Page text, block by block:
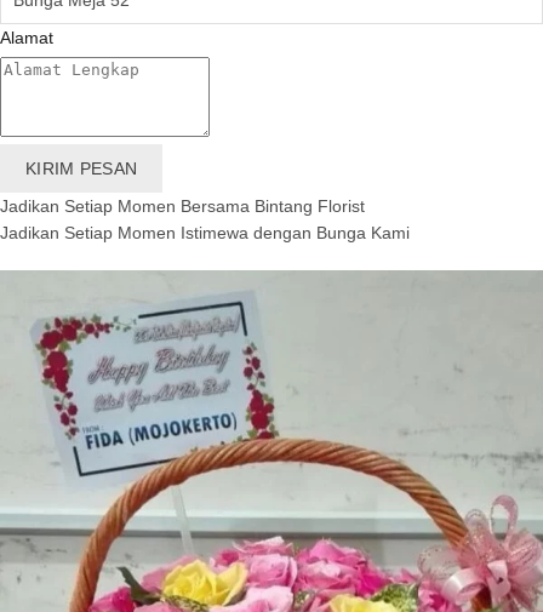
Alamat
KIRIM PESAN
Jadikan Setiap Momen Bersama Bintang Florist
Jadikan Setiap Momen Istimewa dengan Bunga Kami